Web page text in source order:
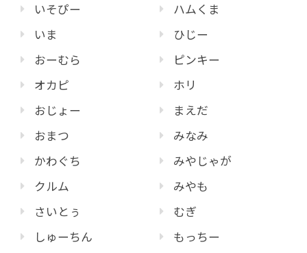
いそぴー
いま
おーむら
オカピ
おじょー
おまつ
かわぐち
クルム
さいとぅ
しゅーちん
ハムくま
ひじー
ピンキー
ホリ
まえだ
みなみ
みやじゃが
みやも
むぎ
もっちー